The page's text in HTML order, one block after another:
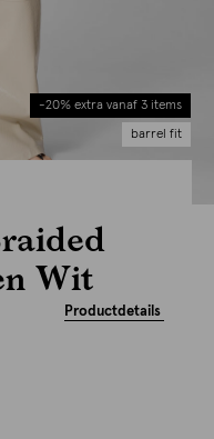
-20% extra vanaf 3 items
barrel fit
Wit
Productdetails